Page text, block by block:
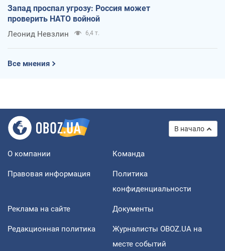
Запад проспал угрозу: Россия может
проверить НАТО войной
Леонид Невзлин 6,4 т.
Все мнения
В начало
О компании Команда
Правовая информация
Политика
конфиденциальности
Реклама на сайте Документы
Редакционная политика
Журналисты OBOZ.UA на
месте событий